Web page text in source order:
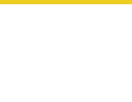
tại WISE 2025